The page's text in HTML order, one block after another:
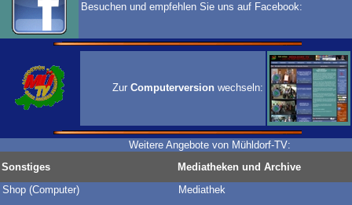
Besuchen und empfehlen Sie uns auf Facebook:
Zur Computerversion wechseln:
Weitere Angebote von Mühldorf-TV:
Sonstiges
Mediatheken und Archive
Shop (Computer)
Mediathek